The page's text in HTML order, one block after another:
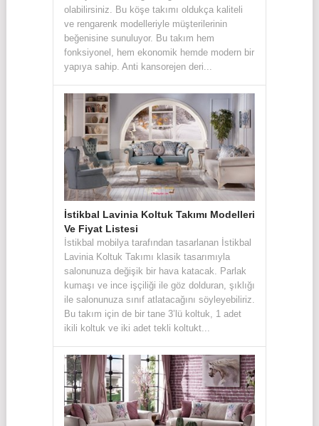
olabilirsiniz. Bu köşe takımı oldukça kaliteli
ve rengarenk modelleriyle müşterilerinin
beğenisine sunuluyor. Bu takım hem
fonksiyonel, hem ekonomik hemde modern bir
yapıya sahip. Anti kansorejen deri...
İstikbal Lavinia Koltuk Takımı Modelleri
Ve Fiyat Listesi
İstikbal mobilya tarafından tasarlanan İstikbal
Lavinia Koltuk Takımı klasik tasarımıyla
salonunuza değişik bir hava katacak. Parlak
kumaşı ve ince işçiliği ile göz dolduran, şıklığı
ile salonunuza sınıf atlatacağını söyleyebiliriz.
Bu takım için de bir tane 3’lü koltuk, 1 adet
ikili koltuk ve iki adet tekli koltukt...